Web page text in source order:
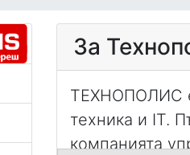
За
ТЕХНОПОЛИС е
техника и IT.
компанията